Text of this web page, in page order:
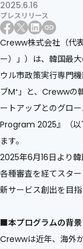
2025.6.16
プレスリリース
Creww株式会社（代
ー）」）は、韓国最
ウル市政策実行専門
ブM⁺」と、Crewwの
ートアップとのグロ
Program 2025』（以
ます。
2025年6月16日より
各種審査を経てスタ
新サービス創出を目指
■本プログラムの背景
Crewwは近年、海外